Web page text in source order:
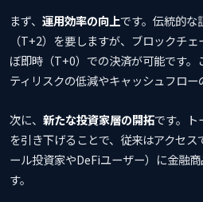
まず、 運用効率の向上です。伝統的な
（T+2）を要しますが、ブロックチ
ぼ即時（T+0）での決済が可能です。
ティリスクの低減やキャッシュフロー
次に、 新たな投資家層の開拓です。ト
を引き下げることで、従来はアクセ
ール投資家やDeFiユーザー）に金融
す。